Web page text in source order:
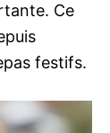
Ce
festifs.